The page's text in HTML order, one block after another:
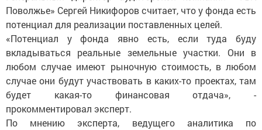
Поволжье» Сергей Никифоров считает, что у фонда есть
потенциал для реализации поставленных целей.
«Потенциал у фонда явно есть, если туда буду
вкладываться реальные земельные участки. Они в
любом случае имеют рыночную стоимость, в любом
случае они будут участвовать в каких-то проектах, там
будет какая-то финансовая отдача», -
прокомментировал эксперт.
По мнению эксперта, ведущего аналитика по